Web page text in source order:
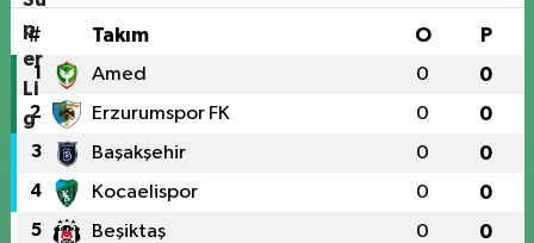
# Takım O P
1 Amed 0 0
2 Erzurumspor FK 0 0
3 Başakşehir 0 0
4 Kocaelispor 0 0
5 Beşiktaş 0 0